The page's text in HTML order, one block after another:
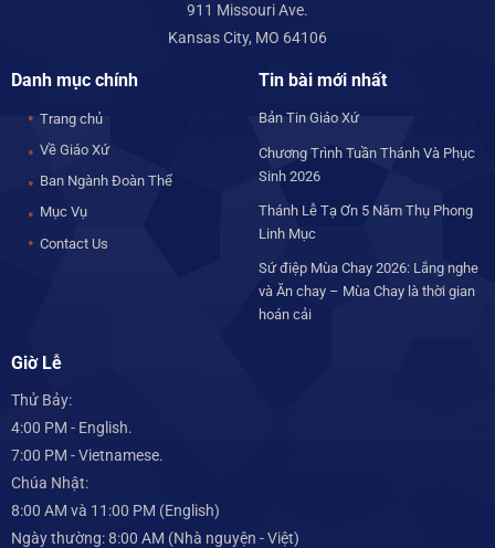
911 Missouri Ave.
Kansas City, MO 64106
Danh mục chính
Trang chủ
Về Giáo Xứ
Ban Ngành Đoàn Thể
Mục Vụ
Contact Us
Tin bài mới nhất
Bản Tin Giáo Xứ
Chương Trình Tuần Thánh Và Phục
Sinh 2026
Thánh Lễ Tạ Ơn 5 Năm Thụ Phong
Linh Mục
Sứ điệp Mùa Chay 2026: Lắng nghe
và Ăn chay – Mùa Chay là thời gian
hoán cải
Giờ Lễ
Thử Bảy:
4:00 PM - English.
7:00 PM - Vietnamese.
Chúa Nhật:
8:00 AM và 11:00 PM (English)
Ngày thường: 8:00 AM (Nhà nguyện - Việt)